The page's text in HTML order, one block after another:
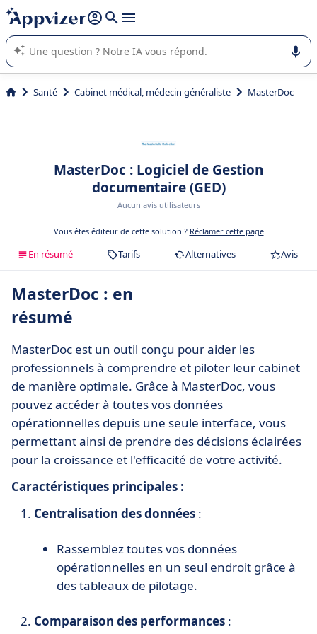
répondre (plusieurs lignes avec
L'IA de Appvizer vous guide dans l'utilisation ou la sélection de
logiciel SaaS en entreprise.
Santé Cabinet médical, médecin généraliste MasterDoc
MasterDoc : Logiciel de Gestion
documentaire (GED)
Aucun avis utilisateurs
Vous êtes éditeur de cette solution ? Réclamer cette page
En résumé Tarifs Alternatives Avis
MasterDoc : en
résumé
MasterDoc est un outil conçu pour aider les
professionnels à comprendre et piloter leur cabinet
de manière optimale. Grâce à MasterDoc, vous
pouvez accéder à toutes vos données
opérationnelles depuis une seule interface, vous
permettant ainsi de prendre des décisions éclairées
pour la croissance et l'efficacité de votre activité.
Caractéristiques principales :
Centralisation des données :
Rassemblez toutes vos données
opérationnelles en un seul endroit grâce à
des tableaux de pilotage.
Comparaison des performances :